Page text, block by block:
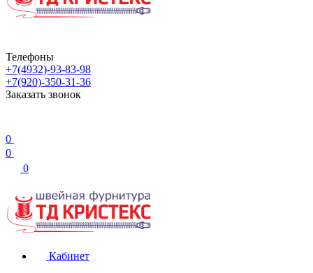
Телефоны
+7(4932)-93-83-98
+7(920)-350-31-36
Заказать звонок
0
0
0
Кабинет